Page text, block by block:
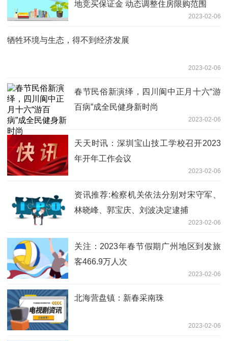
地竞买保证金 动态调整住房限购范围
2023-02-06
牺牲环境与生态，得不到经济发展
2023-02-06
春节民俗新演绎，四川阆中正月十六“游
百病”成全民健身新时尚
2023-02-06
天天时讯：深圳宝山技工学校召开2023
年开年工作会议
2023-02-06
资讯推荐:检察机关依法分别对宋守军、
林晓峰、郭宝庆、刘波决定逮捕
2023-02-06
关注：2023年春节假期广州地区到发旅
客466.9万人次
2023-02-06
北海营盘镇：新春采南珠
2023-02-06